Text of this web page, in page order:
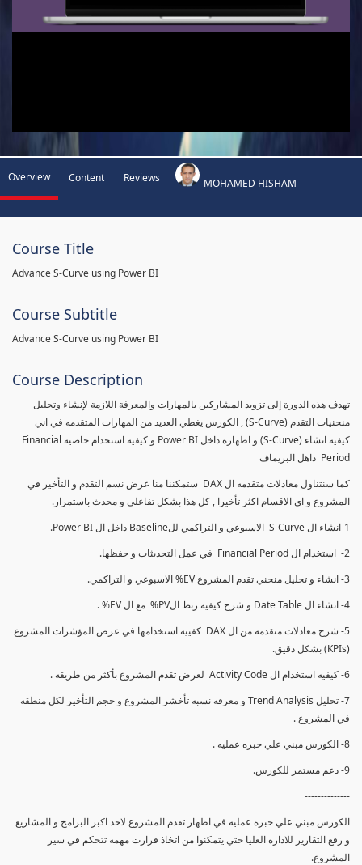
Overview Content Reviews MOHAMED HISHAM
Course Title
Advance S-Curve using Power BI
Course Subtitle
Advance S-Curve using Power BI
Course Description
تهدف هذه الدورة إلى تزويد المشاركين بالمهارات والمعرفة اللازمة لإنشاء وتحليل
منحنيات التقدم (S-Curve) , الكورس يغطي العديد من المهارات المتقدمه في اني
كيفيه انشاء (S-Curve) و اظهاره داخل Power BI و كيفيه استخدام خاصيه Financial
Period داهل البريماف
كما سنتناول معادلات متقدمه ال DAX ستمكننا منا عرض نسم التقدم و التأخير في
المشروع و اي الاقسام اكثر تأخيرا , كل هذا بشكل تفاعلي و محدث باستمرار.
1-انشاء ال S-Curve الاسبوعي و التراكمي للBaseline داخل ال Power BI.
2- استخدام ال Financial Period في عمل التحديثات و حفظها.
3- انشاء و تحليل منحني تقدم المشروع EV% الاسبوعي و التراكمي.
4- انشاء ال Date Table و شرح كيفيه ربط الPV% مع ال EV% .
5- شرح معادلات متقدمه من ال DAX كفييه استخدامها في عرض المؤشرات المشروع
(KPIs) بشكل دقيق.
6- كيفيه استخدام ال Activity Code لعرض تقدم المشروع بأكثر من طريقه .
7- تحليل Trend Analysis و معرفه نسبه تأخشر المشروع و حجم التأخير لكل منطقه
في المشروع .
8- الكورس مبني علي خبره عمليه .
9- دعم مستمر للكورس.
--------------
الكورس مبني علي خبره عمليه في اظهار تقدم المشروع لاحد اكبر البرامج و المشاريع
و رفع التقارير للاداره العليا حتي يتمكنوا من اتخاذ قرارت مهمه تتحكم في سير
المشروع.